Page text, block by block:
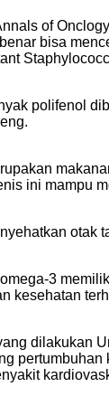
of
bisa
polifenol
ini mampu
otak
3
kesehatan
dilakukan